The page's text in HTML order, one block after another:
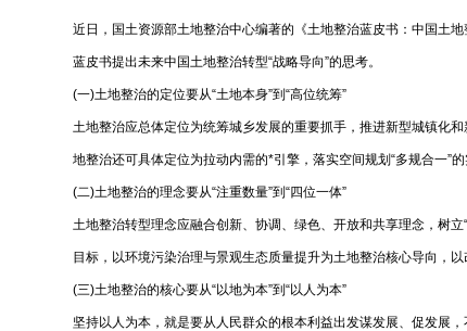
近日，国土资源部土地整治中心编著的《土地整治蓝皮书：中国土
蓝皮书提出未来中国土地整治转型“战略导向”的思考。
(一)土地整治的定位要从“土地本身”到“高位统筹”
土地整治应总体定位为统筹城乡发展的重要抓手，推进新型城镇化
地整治还可具体定位为拉动内需的*引擎，落实空间规划“多规合
(二)土地整治的理念要从“注重数量”到“四位一体”
土地整治转型理念应融合创新、协调、绿色、开放和共享理念，树
目标，以环境污染治理与景观生态质量提升为土地整治核心导向
(三)土地整治的核心要从“以地为本”到“以人为本”
坚持以人为本，就是要从人民群众的根本利益出发谋发展、促发展